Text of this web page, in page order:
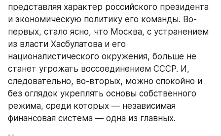
представляя характер российского президента
и экономическую политику его команды. Во-
первых, стало ясно, что Москва, с устранением
из власти Хасбулатова и его
националистического окружения, больше не
станет угрожать воссоединением СССР. И,
следовательно, во-вторых, можно спокойно и
без оглядок укреплять основы собственного
режима, среди которых — независимая
финансовая система — одна из главных.